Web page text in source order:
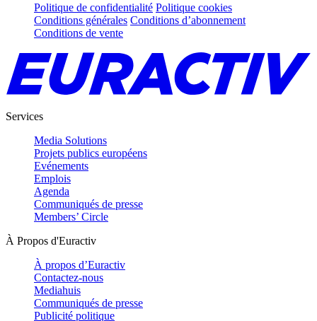
Politique de confidentialité Politique cookies
Conditions générales Conditions d’abonnement
Conditions de vente
Services
Media Solutions
Projets publics européens
Evénements
Emplois
Agenda
Communiqués de presse
Members’ Circle
À Propos d'Euractiv
À propos d’Euractiv
Contactez-nous
Mediahuis
Communiqués de presse
Publicité politique